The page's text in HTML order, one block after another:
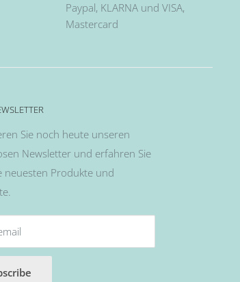
Paypal, KLARNA und VISA,
Mastercard
Sie noch heute unseren
Newsletter und erfahren Sie
neuesten Produkte und